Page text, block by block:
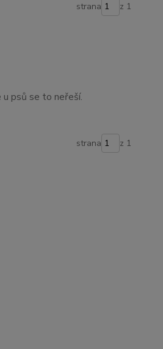
strana z 1
psů se to neřeší.
strana z 1